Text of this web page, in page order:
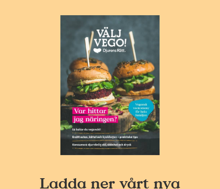
Ladda ner vårt nya